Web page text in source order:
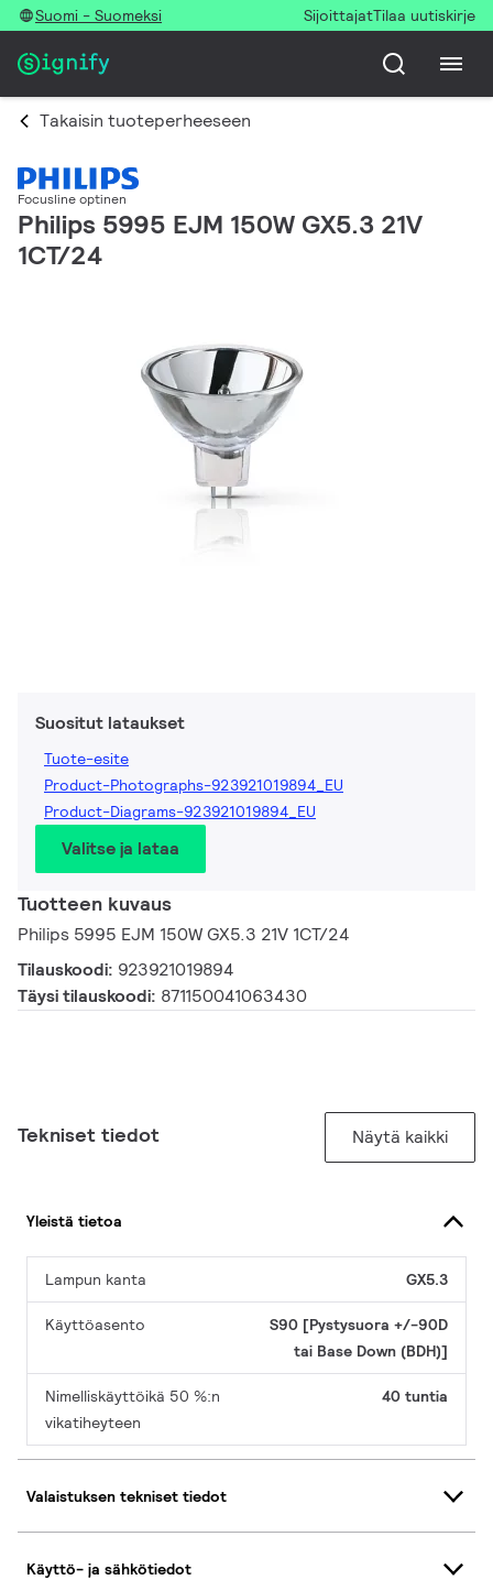
Suomi - Suomeksi SijoittajatTilaa uutiskirje
Takaisin tuoteperheeseen
Focusline optinen
Philips 5995 EJM 150W GX5.3 21V
1CT/24
Suositut lataukset
Tuote-esite
Product-Photographs-923921019894_EU
Product-Diagrams-923921019894_EU
Valitse ja lataa
Tuotteen kuvaus
Philips 5995 EJM 150W GX5.3 21V 1CT/24
Tilauskoodi: 923921019894
Täysi tilauskoodi: 871150041063430
Tekniset tiedot Näytä kaikki
Yleistä tietoa
Lampun kanta GX5.3
Käyttöasento
S90 [Pystysuora +/-90D
tai Base Down (BDH)]
Nimelliskäyttöikä 50 %:n
vikatiheyteen
40 tuntia
Valaistuksen tekniset tiedot
Käyttö- ja sähkötiedot